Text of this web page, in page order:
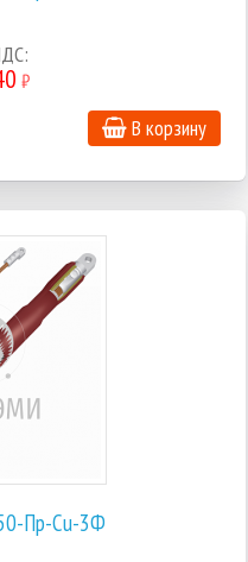
₽
В корзину
Пр-Cu-3Ф